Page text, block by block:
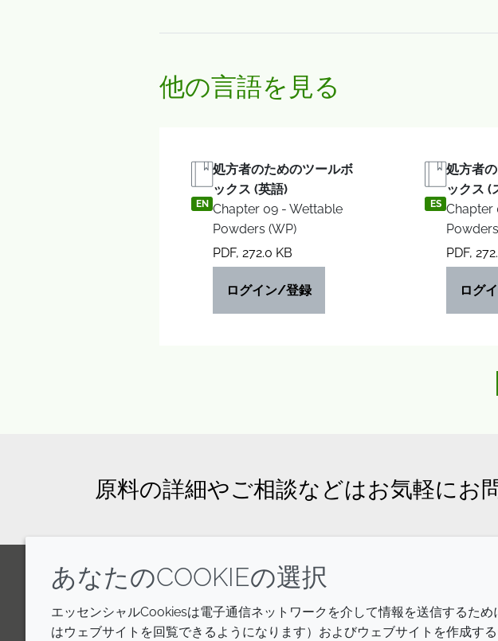
他の言語を見る
EN
処方者のためのツールボ
ックス (英語)
Chapter 09 - Wettable
Powders (WP)
PDF, 272.0 KB
ログイン/登録
ES
処方者
ックス (
Chapter
PDF,
ログ
原料の詳細やご相談などはお気軽にお
LinkedInYoutubeLine
Annual Report
あなたのCOOKIEの選択
エッセンシャルCookiesは電子通信ネットワークを介して情報を送信するた
はウェブサイトを回覧できるようになります）およびウェブサイトを作成す